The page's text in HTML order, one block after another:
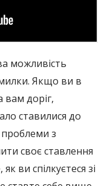
можливість
Якщо ви в
доріг,
ставилися до
проблеми з
своє ставлення
ви спілкуєтеся зі